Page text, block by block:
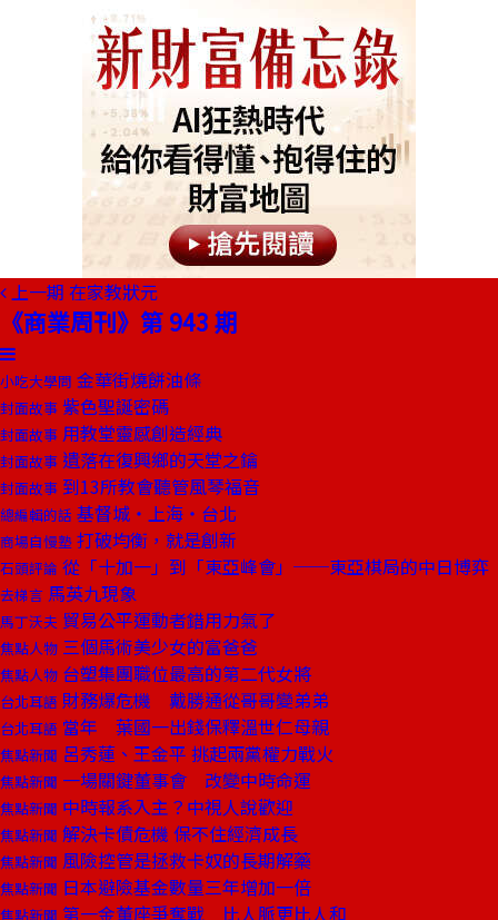
上一期 在家教狀元
《商業周刊》第 943 期
小吃大學問 金華街燒餅油條
封面故事 紫色聖誕密碼
封面故事 用教堂靈感創造經典
封面故事 遺落在復興鄉的天堂之鑰
封面故事 到13所教會聽管風琴福音
總編輯的話 基督城‧上海‧台北
商場自慢塾 打破均衡，就是創新
石頭評論 從「十加一」到「東亞峰會」──東亞棋局的中日博弈
去梯言 馬英九現象
馬丁沃夫 貿易公平運動者錯用力氣了
焦點人物 三個馬術美少女的富爸爸
焦點人物 台塑集團職位最高的第二代女將
台北耳語 財務爆危機 戴勝通從哥哥變弟弟
台北耳語 當年 葉國一出錢保釋溫世仁母親
焦點新聞 呂秀蓮、王金平 挑起兩黨權力戰火
焦點新聞 一場關鍵董事會 改變中時命運
焦點新聞 中時報系入主？中視人說歡迎
焦點新聞 解決卡債危機 保不住經濟成長
焦點新聞 風險控管是拯救卡奴的長期解藥
焦點新聞 日本避險基金數量三年增加一倍
焦點新聞 第一金董座爭奪戰 比人脈更比人和